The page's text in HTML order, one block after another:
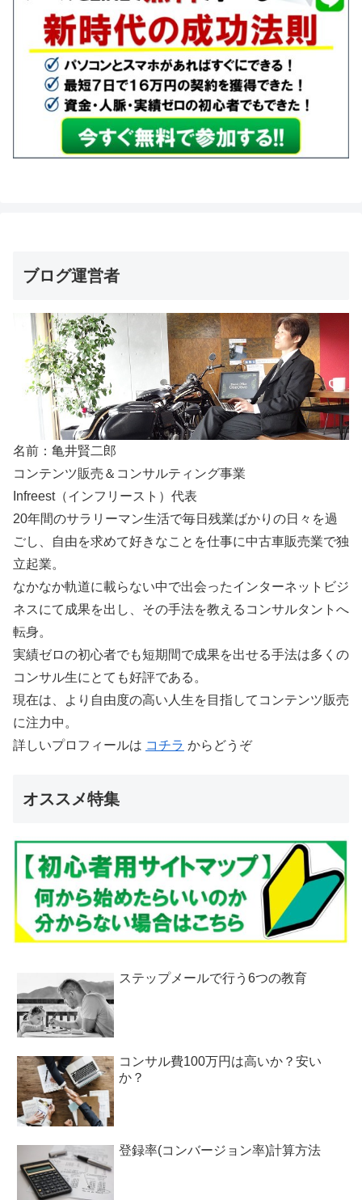
ブログ運営者
名前：亀井賢二郎
コンテンツ販売＆コンサルティング事業
Infreest（インフリースト）代表
20年間のサラリーマン生活で毎日残業ばかりの日々を過
ごし、自由を求めて好きなことを仕事に中古車販売業で独
立起業。
なかなか軌道に載らない中で出会ったインターネットビジ
ネスにて成果を出し、その手法を教えるコンサルタントへ
転身。
実績ゼロの初心者でも短期間で成果を出せる手法は多くの
コンサル生にとても好評である。
現在は、より自由度の高い人生を目指してコンテンツ販売
に注力中。
詳しいプロフィールは コチラ からどうぞ
オススメ特集
ステップメールで行う6つの教育
コンサル費100万円は高いか？安い
か？
登録率(コンバージョン率)計算方法